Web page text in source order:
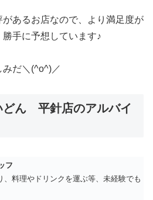
があるお店なので、より満足度が
手に予想しています♪
だ＼(^o^)／
ん 平針店のアルバイ
フ
、料理やドリンクを運ぶ等、未経験でも